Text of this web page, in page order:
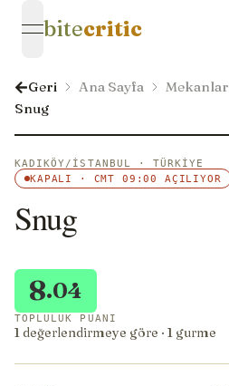
open navigation menu
bitecritic
Geri Ana Sayfa Mekanlar
Snug
KADIKÖY/İSTANBUL · TÜRKIYE
KAPALI · CMT 09:00 AÇILIYOR
Snug
8.04
TOPLULUK PUANI
1 değerlendirmeye göre · 1 gurme